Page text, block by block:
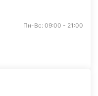
Пн-Вс: 09:00 - 21:00